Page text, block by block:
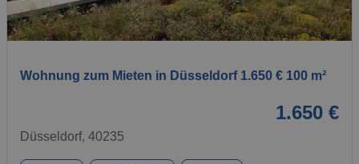
1 / 1
Wohnung zum Mieten in Düsseldorf 1.650 € 100 m²
1.650 €
Düsseldorf, 40235